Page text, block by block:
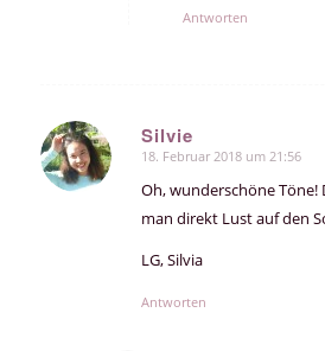
Antworten
Silvie
sagte:
18. Februar 2018 um 21:56
Oh, wunderschöne Töne!
man direkt Lust auf den
LG, Silvia
Antworten